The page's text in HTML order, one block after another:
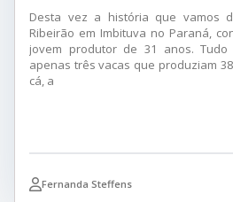
Desta vez a história que vamos
Ribeirão em Imbituva no Paraná,
jovem produtor de 31 anos. Tudo
apenas três vacas que produziam
cá, a
Fernanda Steffens